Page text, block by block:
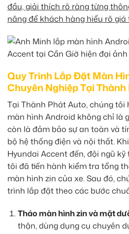
đầu, giải thích rõ ràng từng
năng để khách hàng hiểu rõ
Quy Trình Lắp Đặt Màn
Chuyên Nghiệp Tại
Tại Thành Phát Auto, chúng tôi
màn hình Android không chỉ là
còn là đảm bảo sự an toàn và
bộ hệ thống điện và nội thất.
Hyundai Accent đến, đội ngũ
tôi đã tiến hành kiểm tra tổng
màn hình zin của xe. Sau đó,
trình lắp đặt theo các bước
Tháo màn hình zin và mặt
thận, dùng dụng cụ chuyên